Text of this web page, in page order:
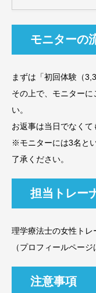
モニターの
まずは「初回体験（
その上で、モニター
い。
お返事は当日でなくて
※モニターには3名と
了承ください。
担当トレー
理学療法士の女性トレ
（プロフィールペー
注意事項